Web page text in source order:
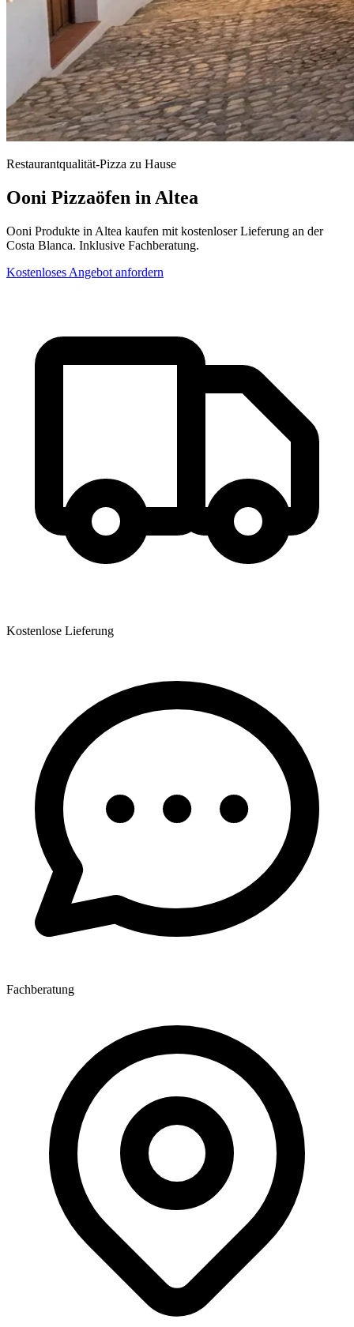
Restaurantqualität-Pizza zu Hause
Ooni Pizzaöfen in Altea
Ooni Produkte in Altea kaufen mit kostenloser Lieferung an der
Costa Blanca. Inklusive Fachberatung.
Kostenloses Angebot anfordern
Kostenlose Lieferung
Fachberatung